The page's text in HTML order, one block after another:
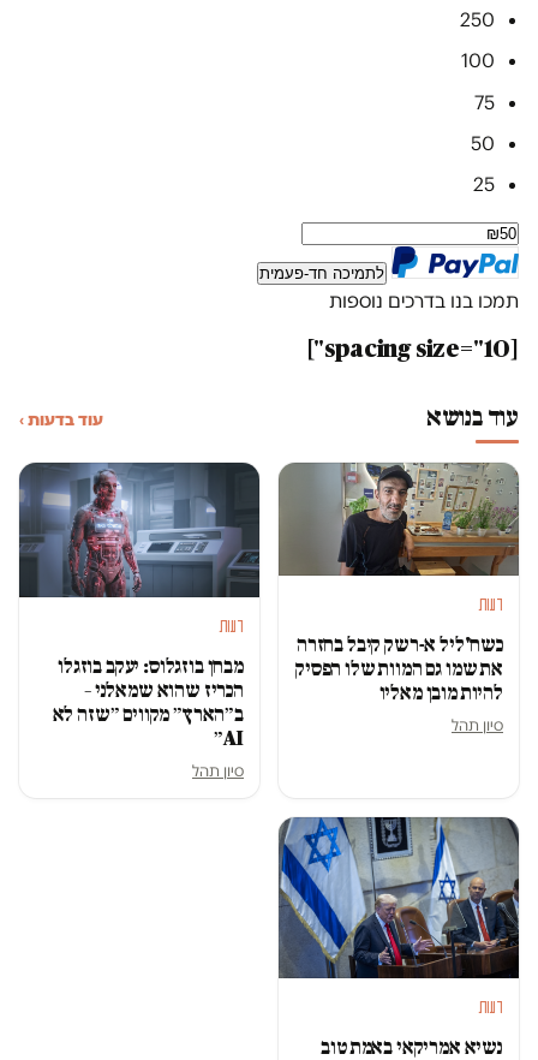
250
100
75
50
25
לתמיכה חד-פעמית
תמכו בנו בדרכים נוספות
[spacing size="10"]
עוד בנושא עוד בדעות ›
דעות
כשח'ליל א-רשק קיבל בחזרה
את שמו גם המוות שלו הפסיק
להיות מובן מאליו
סיון תהל
דעות
מבחן בוזגלוס: יעקב בוזגלו
הכריז שהוא שמאלני –
ב״הארץ״ מקווים ״שזה לא
AI״
סיון תהל
דעות
נשיא אמריקאי באמת טוב